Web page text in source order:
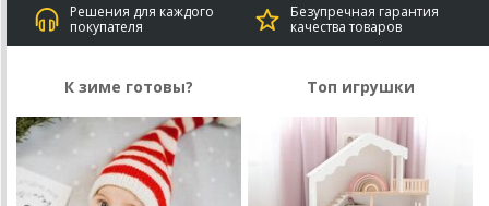
Решения для каждого
покупателя
Безупречная гарантия
качества товаров
К зиме готовы? Топ игрушки